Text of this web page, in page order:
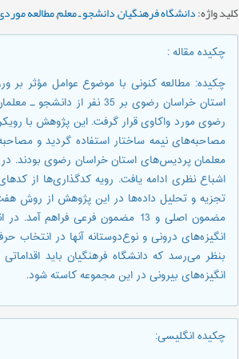
کلید واژه:دانشگاه فرهنگیان,دانشجو ـ معلم,مطالعه
چکیده مقاله:
چکیده: مطالعه کنونی با موضوع عوامل مؤثر بر
رضوی مورد واکاوی قرار گرفت. این پژوهش با
مصاحبه‌های نیمه ساختار استفاده گردید و
معلمان پردیس‌های استان خراسان رضوی بودند. در
اشباع نظری ادامه یافت. رویه کدگذاری‌ها از
مضمون اصلی و 13 مضمون فرعی
انگیزه‌های درونی و نوع‌دوستانه آنها در انتخاب
بنظر می‌رسد که دانشگاه فرهنگیان باید
انگیزه‌های بیرونی در این مجموعه کاسته شود.
چکیده انگلیسی: